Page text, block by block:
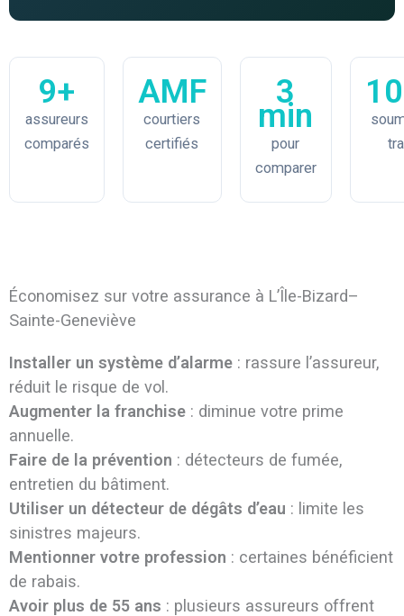
9+
assureurs
comparés
AMF
courtiers
certifiés
3
min
pour
comparer
Économisez sur votre assurance à L’Île-Bizard–
Sainte-Geneviève
Installer un système d’alarme: rassure l’assureur,
réduit le risque de vol.
Augmenter la franchise: diminue votre prime
annuelle.
Faire de la prévention : détecteurs de fumée,
entretien du bâtiment.
Utiliser un détecteur de dégâts d’eau : limite les
sinistres majeurs.
Mentionner votre profession : certaines bénéficient
de rabais.
Avoir plus de 55 ans : plusieurs assureurs offrent